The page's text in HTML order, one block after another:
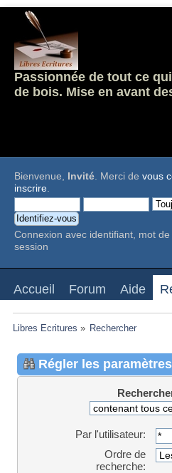
Passionnée de tout ce
de bois. Mise en avant
Bienvenue, Invité. Merci de vous
inscrire.
Connexion avec identifiant, mot
session
Accueil Forum Aide
Libres Ecritures » Rechercher
Régler les
Par l'utilisateur:
Ordre de
recherche: